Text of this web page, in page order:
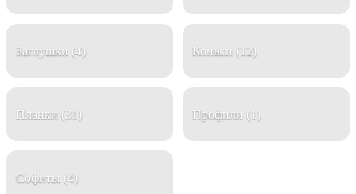
Заглушки (4) Коньки (12)
Планки (31) Профили (1)
Софиты (4)